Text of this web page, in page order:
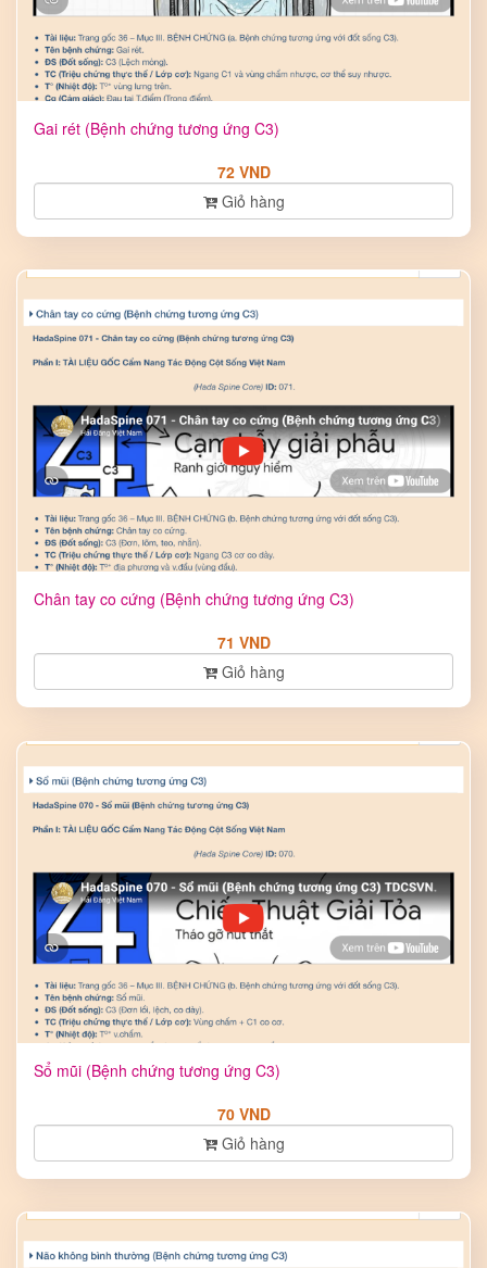
Gai rét (Bệnh chứng tương ứng C3)
72 VND
Giỏ hàng
Chân tay co cứng (Bệnh chứng tương ứng C3)
71 VND
Giỏ hàng
Sổ mũi (Bệnh chứng tương ứng C3)
70 VND
Giỏ hàng